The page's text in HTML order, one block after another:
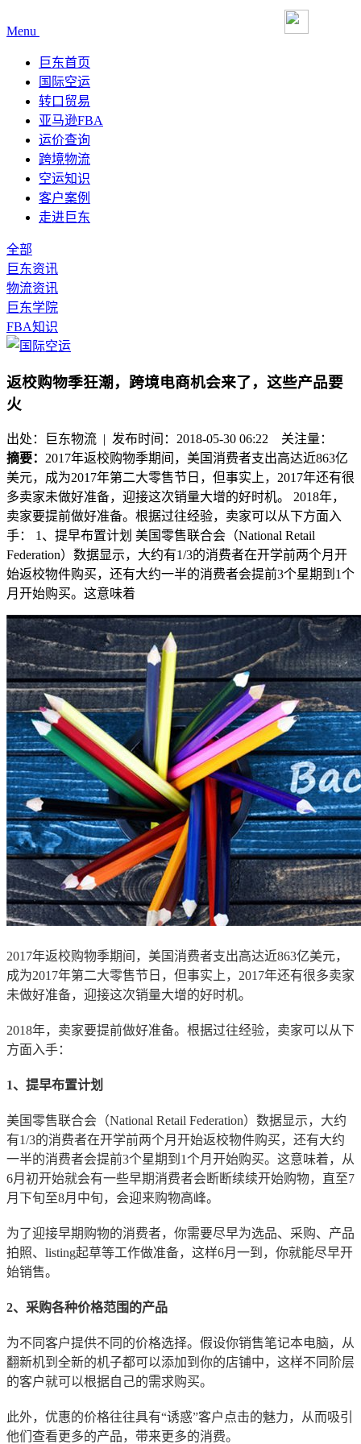
Menu
巨东首页
国际空运
转口贸易
亚马逊FBA
运价查询
跨境物流
空运知识
客户案例
走进巨东
全部
巨东资讯
物流资讯
巨东学院
FBA知识
返校购物季狂潮，跨境电商机会来了，这些产品要
火
出处：巨东物流 | 发布时间：2018-05-30 06:22 关注量：
摘要： 2017年返校购物季期间，美国消费者支出高达近863亿
美元，成为2017年第二大零售节日，但事实上，2017年还有很
多卖家未做好准备，迎接这次销量大增的好时机。 2018年，
卖家要提前做好准备。根据过往经验，卖家可以从下方面入
手： 1、提早布置计划 美国零售联合会（National Retail
Federation）数据显示，大约有1/3的消费者在开学前两个月开
始返校物件购买，还有大约一半的消费者会提前3个星期到1个
月开始购买。这意味着
2017年返校购物季期间，美国消费者支出高达近863亿美元，
成为2017年第二大零售节日，但事实上，2017年还有很多卖家
未做好准备，迎接这次销量大增的好时机。
2018年，卖家要提前做好准备。根据过往经验，卖家可以从下
方面入手：
1、提早布置计划
美国零售联合会（National Retail Federation）数据显示，大约
有1/3的消费者在开学前两个月开始返校物件购买，还有大约
一半的消费者会提前3个星期到1个月开始购买。这意味着，从
6月初开始就会有一些早期消费者会断断续续开始购物，直至7
月下旬至8月中旬，会迎来购物高峰。
为了迎接早期购物的消费者，你需要尽早为选品、采购、产品
拍照、listing起草等工作做准备，这样6月一到，你就能尽早开
始销售。
2、采购各种价格范围的产品
为不同客户提供不同的价格选择。假设你销售笔记本电脑，从
翻新机到全新的机子都可以添加到你的店铺中，这样不同阶层
的客户就可以根据自己的需求购买。
此外，优惠的价格往往具有“诱惑”客户点击的魅力，从而吸引
他们查看更多的产品，带来更多的消费。